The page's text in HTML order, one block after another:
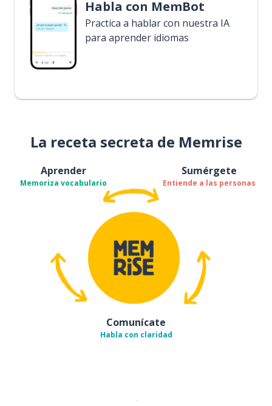
Habla con MemBot
Practica a hablar con nuestra IA
para aprender idiomas
La receta secreta de Memrise
Aprender
Memoriza vocabulario
Sumérgete
Entiende a las personas
Comunícate
Habla con claridad